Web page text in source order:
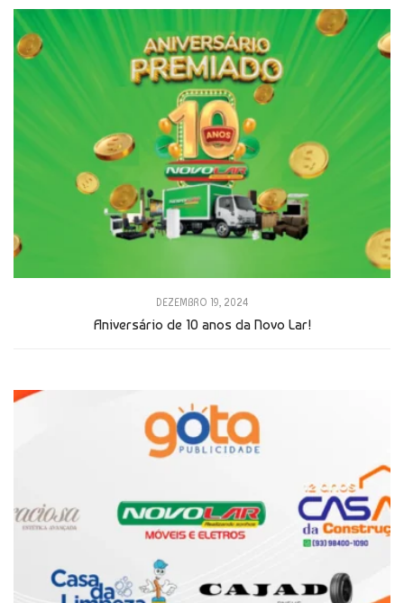
DEZEMBRO 19, 2024
Aniversário de 10 anos da Novo Lar!